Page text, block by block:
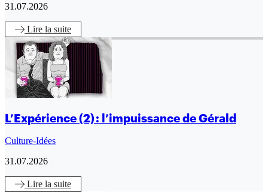
31.07.2026
Lire la suite
L’Expérience (2) : l’impuissance de Gérald
Culture-Idées
31.07.2026
Lire la suite